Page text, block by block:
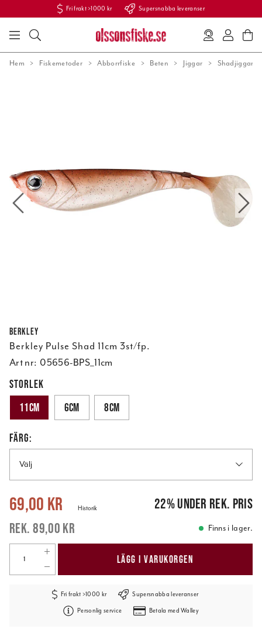
Fri frakt >1000 kr Supersnabba leveranser
Hem Fiskemetoder Abborrfiske Beten Jiggar Shadjiggar
Berkley
Berkley Pulse Shad 11cm 3st/fp.
Art nr: 05656-BPS_11cm
STORLEK
11cm
6cm 8cm
FÄRG:
Välj
Nuvarande pris: 89,00 kr
69,00 kr
89,00 kr
Historik 22%under rek. pris
Finns i lager.
LÄGG I VARUKORGEN
Fri frakt >1000 kr Supersnabba leveranser
Personlig service Betala med Walley